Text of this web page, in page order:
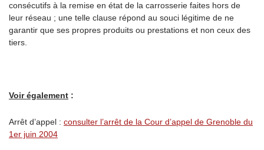
consécutifs à la remise en état de la carrosserie faites hors de
leur réseau ; une telle clause répond au souci légitime de ne
garantir que ses propres produits ou prestations et non ceux des
tiers.
Voir également :
Arrêt d’appel : consulter l’arrêt de la Cour d’appel de Grenoble du
1er juin 2004